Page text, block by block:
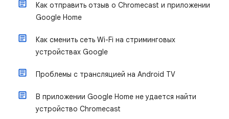
Как отправить отзыв о Chromecast и приложении
Google Home
Как сменить сеть Wi-Fi на стриминговых
устройствах Google
Проблемы с трансляцией на Android TV
В приложении Google Home не удается найти
устройство Chromecast